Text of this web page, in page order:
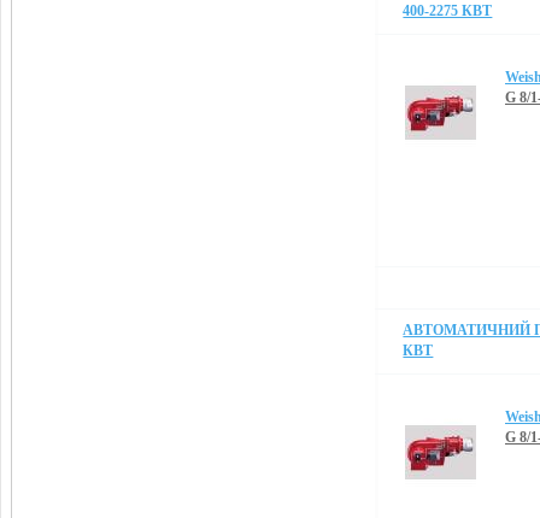
400-2275 КВТ
G 8/
АВТОМАТИЧНИЙ
КВТ
G 8/